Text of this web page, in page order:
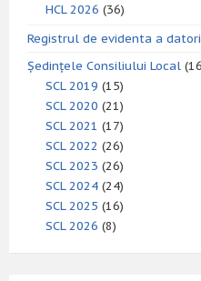
HCL 2026 (36)
Registrul de evidenta a
Ședințele Consiliului Local
SCL 2019 (15)
SCL 2020 (21)
SCL 2021 (17)
SCL 2022 (26)
SCL 2023 (26)
SCL 2024 (24)
SCL 2025 (16)
SCL 2026 (8)